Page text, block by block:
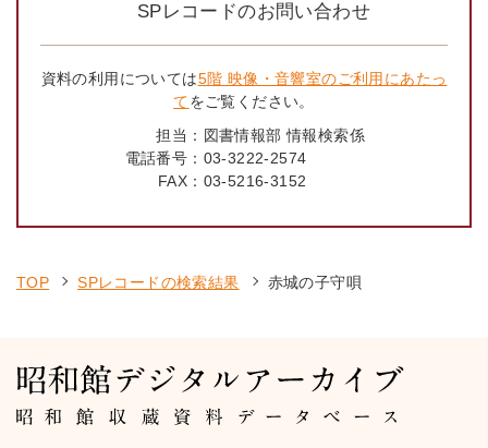
SPレコードのお問い合わせ
資料の利用については5階 映像・音響室のご利用にあたっ
てをご覧ください。
担当： 図書情報部 情報検索係
電話番号： 03-3222-2574
FAX： 03-5216-3152
TOP SPレコードの検索結果 赤城の子守唄